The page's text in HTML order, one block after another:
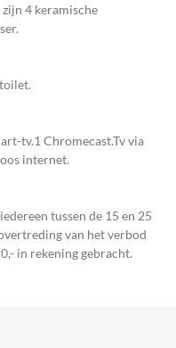
4 keramische
tv.1 Chromecast.Tv via
internet.
tussen de 15 en 25
van het verbod
in rekening gebracht.